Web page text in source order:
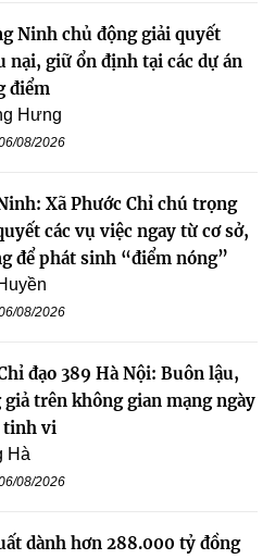
Ninh chủ động giải quyết
nại, giữ ổn định tại các dự án
điểm
Hưng
08/2026
Xã Phước Chỉ chú trọng
các vụ việc ngay từ cơ sở,
để phát sinh “điểm nóng”
08/2026
đạo 389 Hà Nội: Buôn lậu,
giả trên không gian mạng ngày
tinh vi
Hà
08/2026
dành hơn 288.000 tỷ đồng